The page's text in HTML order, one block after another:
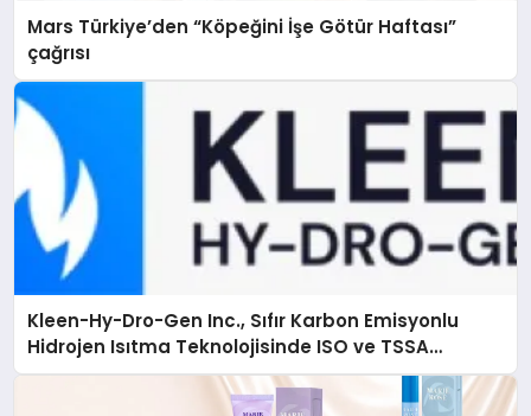
Mars Türkiye’den “Köpeğini İşe Götür Haftası”
çağrısı
Kleen-Hy-Dro-Gen Inc., Sıfır Karbon Emisyonlu
Hidrojen Isıtma Teknolojisinde ISO ve TSSA
Düzenleyici Onaylarını Aldı